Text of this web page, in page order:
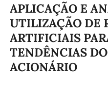
APLICAÇÃO E
UTILIZAÇÃO DE
ARTIFICIAIS
TENDÊNCIAS
ACIONÁRIO